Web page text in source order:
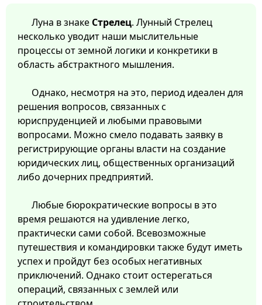
Луна в знаке Стрелец. Лунный Стрелец
несколько уводит наши мыслительные
процессы от земной логики и конкретики в
область абстрактного мышления.
Однако, несмотря на это, период идеален для
решения вопросов, связанных с
юриспруденцией и любыми правовыми
вопросами. Можно смело подавать заявку в
регистрирующие органы власти на создание
юридических лиц, общественных организаций
либо дочерних предприятий.
Любые бюрократические вопросы в это
время решаются на удивление легко,
практически сами собой. Всевозможные
путешествия и командировки также будут иметь
успех и пройдут без особых негативных
приключений. Однако стоит остерегаться
операций, связанных с землей или